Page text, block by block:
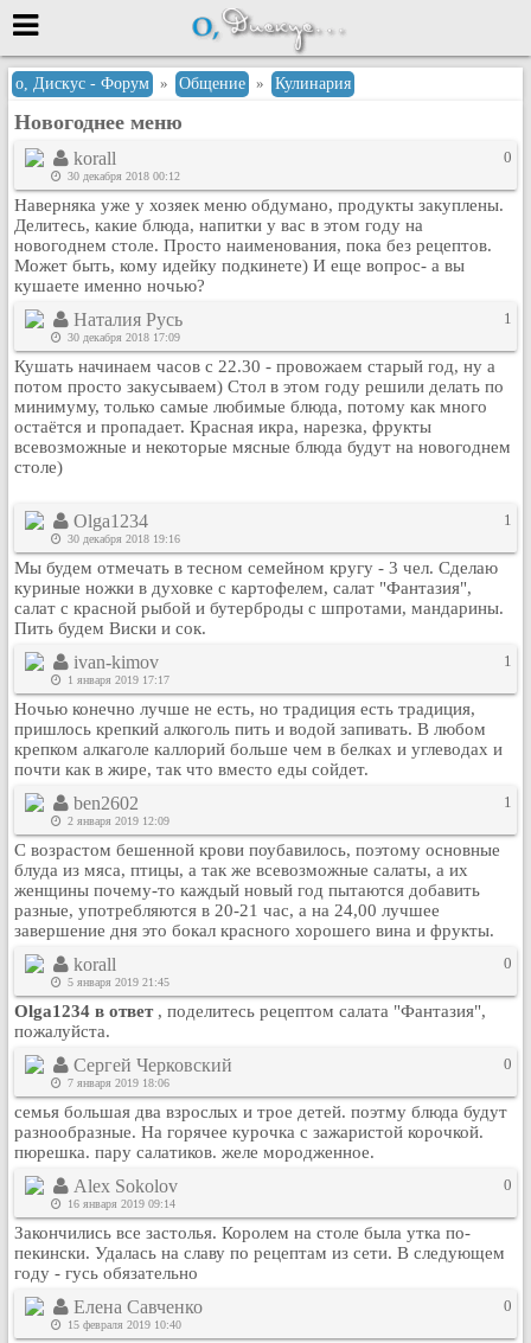
Меню
или войти через
Вход с 7ooo.ru
Регистрация
Забыли пароль?
Данные авторизации одинаковые с
сайтом 7ooo.ru
Форумы
Главная
Поиск
Новые сообщения
Игры
Кулинария
Физкультура и спорт
Видео и Кино
Космос
Домашние питомцы
Медицина
Компьютер
Ещё
Пользователи / Поиск
Группы
Норм
Музыкальный архив
Видео архив
Дело
Организации
Объявления
Рейтинг сайтов
Полная версия сайта
о, Дискус - Форум » Общение » Кулинария
Новогоднее меню
korall
30 декабря 2018 00:12
0
Наверняка уже у хозяек меню обдумано, продукты закуплены.
Делитесь, какие блюда, напитки у вас в этом году на
новогоднем столе. Просто наименования, пока без рецептов.
Может быть, кому идейку подкинете) И еще вопрос- а вы
кушаете именно ночью?
Наталия Русь
30 декабря 2018 17:09
1
Кушать начинаем часов с 22.30 - провожаем старый год, ну а
потом просто закусываем) Стол в этом году решили делать по
минимуму, только самые любимые блюда, потому как много
остаётся и пропадает. Красная икра, нарезка, фрукты
всевозможные и некоторые мясные блюда будут на новогоднем
столе)
Olga1234
30 декабря 2018 19:16
1
Мы будем отмечать в тесном семейном кругу - 3 чел. Сделаю
куриные ножки в духовке с картофелем, салат "Фантазия",
салат с красной рыбой и бутерброды с шпротами, мандарины.
Пить будем Виски и сок.
ivan-kimov
1 января 2019 17:17
1
Ночью конечно лучше не есть, но традиция есть традиция,
пришлось крепкий алкоголь пить и водой запивать. В любом
крепком алкаголе каллорий больше чем в белках и углеводах и
почти как в жире, так что вместо еды сойдет.
ben2602
2 января 2019 12:09
1
С возрастом бешенной крови поубавилось, поэтому основные
блуда из мяса, птицы, а так же всевозможные салаты, а их
женщины почему-то каждый новый год пытаются добавить
разные, употребляются в 20-21 час, а на 24,00 лучшее
завершение дня это бокал красного хорошего вина и фрукты.
korall
5 января 2019 21:45
0
Olga1234 в ответ , поделитесь рецептом салата "Фантазия",
пожалуйста.
Сергей Черковский
7 января 2019 18:06
0
семья большая два взрослых и трое детей. поэтму блюда будут
разнообразные. На горячее курочка с зажаристой корочкой.
пюрешка. пару салатиков. желе мородженное.
Alex Sokolov
16 января 2019 09:14
0
Закончились все застолья. Королем на столе была утка по-
пекински. Удалась на славу по рецептам из сети. В следующем
году - гусь обязательно
Елена Савченко
15 февраля 2019 10:40
0